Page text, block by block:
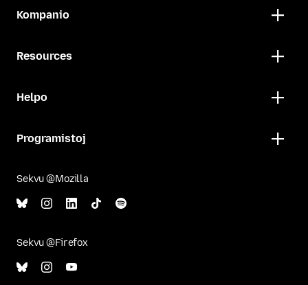
Kompanio
Resources
Helpo
Programistoj
Sekvu @Mozilla
Sekvu @Firefox